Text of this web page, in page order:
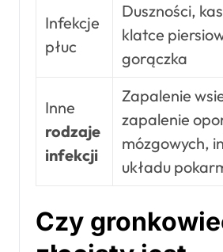
Infekcje
płuc
Duszności,
klatce
gorączka
Inne
rodzaje
infekcji
Zapalenie
zapalenie
mózgowych,
układu
Czy